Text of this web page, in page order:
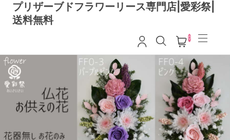
プリザーブドフラワーリース専門店|愛彩祭|
送料無料
0